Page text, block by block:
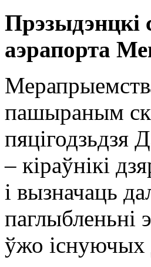
Прэзыдэнцкі
аэрапорта
пашыраным
пяцігодзьдзя
– кіраўнікі
і вызначаць
паглыбленьні
ўжо існуючых